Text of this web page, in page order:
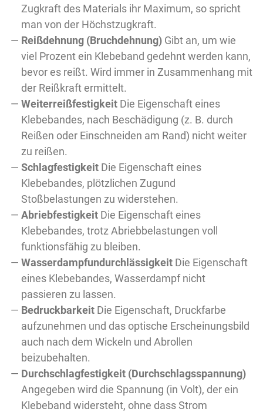
Zugkraft des Materials ihr Maximum, so spricht
man von der Höchstzugkraft.
Reißdehnung (Bruchdehnung) Gibt an, um wie
viel Prozent ein Klebeband gedehnt werden kann,
bevor es reißt. Wird immer in Zusammenhang mit
der Reißkraft ermittelt.
Weiterreißfestigkeit Die Eigenschaft eines
Klebebandes, nach Beschädigung (z. B. durch
Reißen oder Einschneiden am Rand) nicht weiter
zu reißen.
Schlagfestigkeit Die Eigenschaft eines
Klebebandes, plötzlichen Zugund
Stoßbelastungen zu widerstehen.
Abriebfestigkeit Die Eigenschaft eines
Klebebandes, trotz Abriebbelastungen voll
funktionsfähig zu bleiben.
Wasserdampfundurchlässigkeit Die Eigenschaft
eines Klebebandes, Wasserdampf nicht
passieren zu lassen.
Bedruckbarkeit Die Eigenschaft, Druckfarbe
aufzunehmen und das optische Erscheinungsbild
auch nach dem Wickeln und Abrollen
beizubehalten.
Durchschlagfestigkeit (Durchschlagsspannung)
Angegeben wird die Spannung (in Volt), der ein
Klebeband widersteht, ohne dass Strom